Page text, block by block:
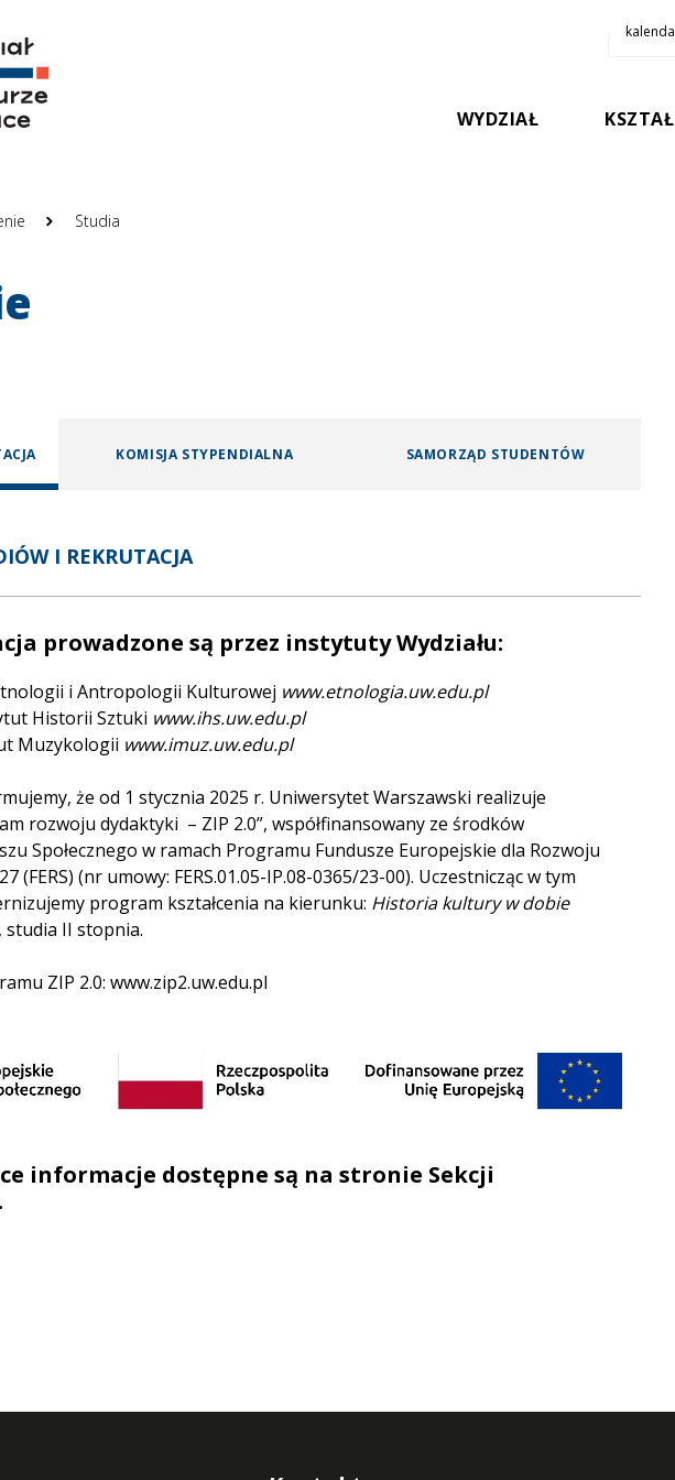
O KULTURZE I SZTUCE
WYDZIAŁ
Studia
KOMISJA STYPENDIALNA SAMORZĄD STUDENTÓW
I REKRUTACJA
prowadzone są przez instytuty Wydziału:
i Antropologii Kulturowej www.etnologia.uw.edu.pl
Historii Sztuki www.ihs.uw.edu.pl
Muzykologii www.imuz.uw.edu.pl
że od 1 stycznia 2025 r. Uniwersytet Warszawski realizuje
rozwoju dydaktyki – ZIP 2.0”, współfinansowany ze środków
Społecznego w ramach Programu Fundusze Europejskie dla Rozwoju
(FERS) (nr umowy: FERS.01.05-IP.08-0365/23-00). Uczestnicząc w tym
program kształcenia na kierunku: Historia kultury w dobie
studia II stopnia.
ZIP 2.0: www.zip2.uw.edu.pl
informacje dostępne są na stronie Sekcji